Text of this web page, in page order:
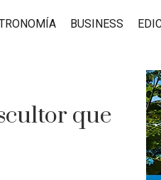
BUSINESS
que